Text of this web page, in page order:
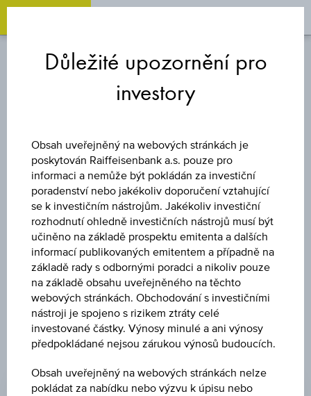
Quicklinks
FOND
ABW RAIFFEISEN-
GLOBAL-
FUNDAMENTAL-
RENTI
--
Důležité upozornění pro
investory
Obsah uveřejněný na webových stránkách je
poskytován Raiffeisenbank a.s. pouze pro
informaci a nemůže být pokládán za investiční
poradenství nebo jakékoliv doporučení vztahující
se k investičním nástrojům. Jakékoliv investiční
rozhodnutí ohledně investičních nástrojů musí být
učiněno na základě prospektu emitenta a dalších
informací publikovaných emitentem a případně na
základě rady s odbornými poradci a nikoliv pouze
na základě obsahu uveřejněného na těchto
webových stránkách. Obchodování s investičními
nástroji je spojeno s rizikem ztráty celé
investované částky. Výnosy minulé a ani výnosy
předpokládané nejsou zárukou výnosů budoucích.
Obsah uveřejněný na webových stránkách nelze
pokládat za nabídku nebo výzvu k úpisu nebo